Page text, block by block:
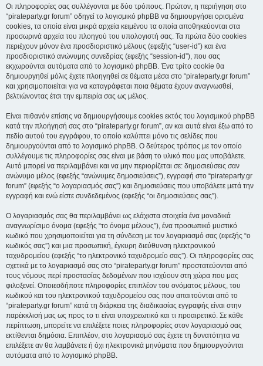
Οι πληροφορίες σας συλλέγονται με δύο τρόπους. Πρώτον, η περιήγηση στο
“pirateparty.gr forum” οδηγεί το λογισμικό phpBB να δημιουργήσει ορισμένα
cookies, τα οποία είναι μικρά αρχεία κειμένου τα οποία αποθηκεύονται στα
προσωρινά αρχεία του πλοηγού του υπολογιστή σας. Τα πρώτα δύο cookies
περιέχουν μόνον ένα προσδιοριστικό μέλους (εφεξής “user-id”) και ένα
προσδιοριστικό ανώνυμης συνεδρίας (εφεξής “session-id”), που σας
εκχωρούνται αυτόματα από το λογισμικό phpBB. Ένα τρίτο cookie θα
δημιουργηθεί μόλις έχετε πλοηγηθεί σε θέματα μέσα στο “pirateparty.gr forum”
και χρησιμοποιείται για να καταγράφεται ποια θέματα έχουν αναγνωσθεί,
βελτιώνοντας έτσι την εμπειρία σας ως μέλος.
Είναι πιθανόν επίσης να δημιουργήσουμε cookies εκτός του λογισμικού phpBB
κατά την πλοήγησή σας στο “pirateparty.gr forum”, αν και αυτά είναι έξω από το
πεδίο αυτού του εγγράφου, το οποίο καλύπτει μόνο τις σελίδες που
δημιουργούνται από το λογισμικό phpBB. Ο δεύτερος τρόπος με τον οποίο
συλλέγουμε τις πληροφορίες σας είναι με βάση το υλικό που μας υποβάλετε.
Αυτό μπορεί να περιλαμβάνει και να μην περιορίζεται σε: δημοσιεύσεις σαν
ανώνυμο μέλος (εφεξής “ανώνυμες δημοσιεύσεις”), εγγραφή στο “pirateparty.gr
forum” (εφεξής “ο λογαριασμός σας”) και δημοσιεύσεις που υποβάλετε μετά την
εγγραφή και ενώ είστε συνδεδεμένος (εφεξής “οι δημοσιεύσεις σας”).
Ο λογαριασμός σας θα περιλαμβάνει ως ελάχιστα στοιχεία ένα μοναδικά
αναγνωρίσιμο όνομα (εφεξής “το όνομα μέλους”), ένα προσωπικό μυστικό
κωδικό που χρησιμοποιείται για τη σύνδεση με τον λογαριασμό σας (εφεξής “ο
κωδικός σας”) και μια προσωπική, έγκυρη διεύθυνση ηλεκτρονικού
ταχυδρομείου (εφεξής “το ηλεκτρονικό ταχυδρομείο σας”). Οι πληροφορίες σας
σχετικά με το λογαριασμό σας στο “pirateparty.gr forum” προστατεύονται από
τους νόμους περί προστασίας δεδομένων που ισχύουν στη χώρα που μας
φιλοξενεί. Οποιεσδήποτε πληροφορίες επιπλέον του ονόματος μέλους, του
κωδικού και του ηλεκτρονικού ταχυδρομείου σας που απαιτούνται από το
“pirateparty.gr forum” κατά τη διάρκεια της διαδικασίας εγγραφής είναι στην
παρέκκλισή μας ως προς το τι είναι υποχρεωτικό και τι προαιρετικό. Σε κάθε
περίπτωση, μπορείτε να επιλέξετε ποιες πληροφορίες στον λογαριασμό σας
εκτίθενται δημόσια. Επιπλέον, στο λογαριασμό σας έχετε τη δυνατότητα να
επιλέξετε αν θα λαμβάνετε ή όχι ηλεκτρονικά μηνύματα που δημιουργούνται
αυτόματα από το λογισμικό phpBB.